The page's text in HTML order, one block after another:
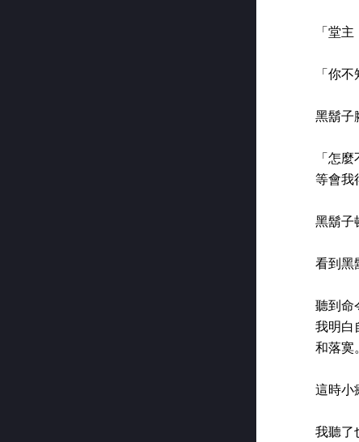
「堂
「你
黑鬍子
「怎
等會我
黑鬍子
看到黑
聽到命
我明白
和落寞。
這時小
我聽了